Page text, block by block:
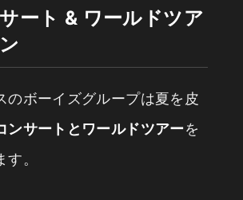
ート & ワールドツア
のボーイズグループは夏を皮
ンサートとワールドツアーを
。